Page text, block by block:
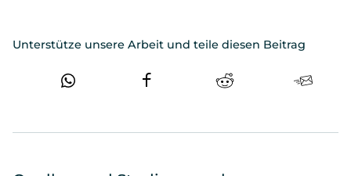
Unterstütze unsere Arbeit und teile diesen Beitrag